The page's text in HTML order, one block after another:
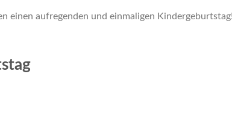
einen aufregenden und einmaligen Kindergeburtstag!